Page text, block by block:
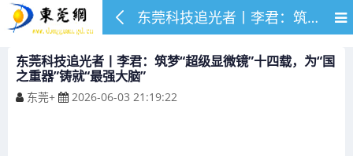
东莞科技追光者丨李君：筑梦“超级显微镜”十四载，为“国之重器”铸就“最强大脑”
东莞科技追光者丨李君：筑梦“超级显微镜”十四载，为“国
之重器”铸就“最强大脑”
东莞+ 2026-06-03 21:19:22